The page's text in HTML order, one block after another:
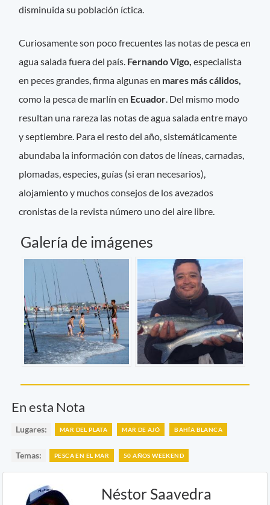
disminuida su población íctica.
Curiosamente son poco frecuentes las notas de pesca en
agua salada fuera del país. Fernando Vigo, especialista
en peces grandes, firma algunas en mares más cálidos,
como la pesca de marlín en Ecuador. Del mismo modo
resultan una rareza las notas de agua salada entre mayo
y septiembre. Para el resto del año, sistemáticamente
abundaba la información con datos de líneas, carnadas,
plomadas, especies, guías (si eran necesarios),
alojamiento y muchos consejos de los avezados
cronistas de la revista número uno del aire libre.
Galería de imágenes
En esta Nota
Lugares: MAR DEL PLATA MAR DE AJÓ BAHÍA BLANCA
Temas: PESCA EN EL MAR 50 AÑOS WEEKEND
Néstor Saavedra